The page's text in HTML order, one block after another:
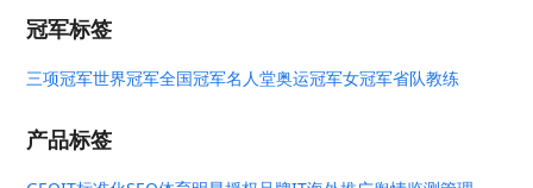
冠军标签
三项冠军世界冠军全国冠军名人堂奥运冠军女冠军省队教练
产品标签